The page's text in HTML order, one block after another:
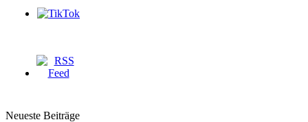
Neueste Beiträge